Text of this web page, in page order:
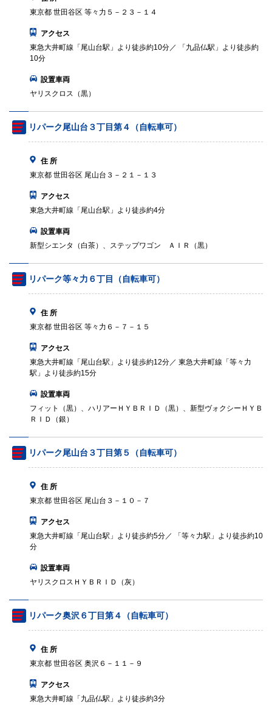
東京都 世田谷区 等々力５－２３－１４
アクセス
東急大井町線「尾山台駅」より徒歩約10分／ 「九品仏駅」より徒歩約
10分
設置車両
ヤリスクロス（黒）
リパーク尾山台３丁目第４（自転車可）
住 所
東京都 世田谷区 尾山台３－２１－１３
アクセス
東急大井町線「尾山台駅」より徒歩約4分
設置車両
新型シエンタ（白茶）、ステップワゴン ＡＩＲ（黒）
リパーク等々力６丁目（自転車可）
住 所
東京都 世田谷区 等々力６－７－１５
アクセス
東急大井町線「尾山台駅」より徒歩約12分／ 東急大井町線「等々力
駅」より徒歩約15分
設置車両
フィット（黒）、ハリアーＨＹＢＲＩＤ（黒）、新型ヴォクシーＨＹＢ
ＲＩＤ（銀）
リパーク尾山台３丁目第５（自転車可）
住 所
東京都 世田谷区 尾山台３－１０－７
アクセス
東急大井町線「尾山台駅」より徒歩約5分／ 「等々力駅」より徒歩約10
分
設置車両
ヤリスクロスＨＹＢＲＩＤ（灰）
リパーク奥沢６丁目第４（自転車可）
住 所
東京都 世田谷区 奥沢６－１１－９
アクセス
東急大井町線「九品仏駅」より徒歩約3分